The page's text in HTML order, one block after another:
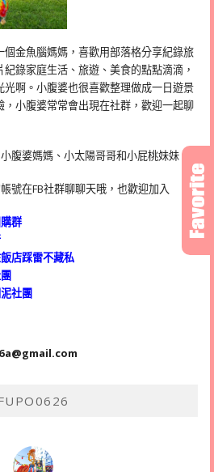
金魚腦媽媽，喜歡用部落格分享紀錄旅
錄家庭生活、旅遊、美食的點點滴滴，
啊。小腹婆也很喜歡整理做成一日遊景
小腹婆常常會出現在社群，歡迎一起聊
腹婆媽媽、小太陽哥哥和小屁桃妹妹
號在FB社群聊聊天哦，也歡迎加入
群
店踩雷不藏私
社團